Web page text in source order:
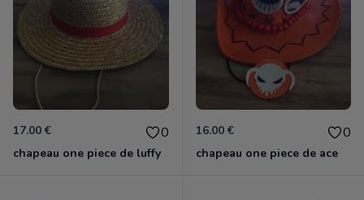
17.00 € 0
chapeau one piece de luffy
16.00 € 0
chapeau one piece de ace